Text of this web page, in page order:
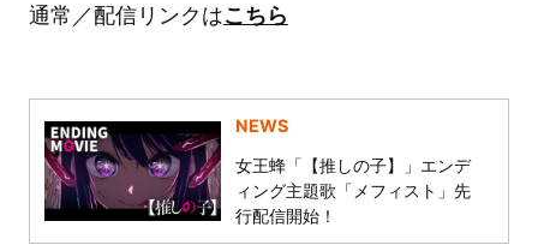
通常／配信リンクはこちら
NEWS
女王蜂「【推しの子】」エンデ
ィング主題歌「メフィスト」先
行配信開始！